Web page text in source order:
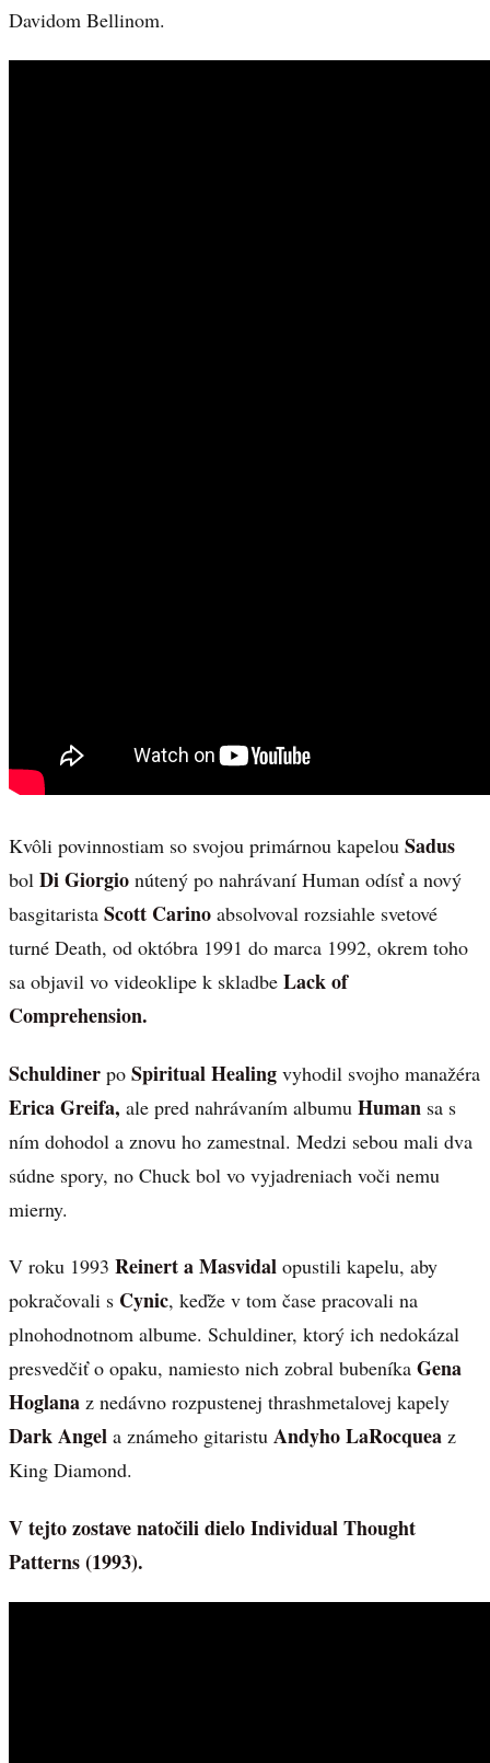
Davidom Bellinom.
Kvôli povinnostiam so svojou primárnou kapelou Sadus
bol Di Giorgio nútený po nahrávaní Human odísť a nový
basgitarista Scott Carino absolvoval rozsiahle svetové
turné Death, od októbra 1991 do marca 1992, okrem toho
sa objavil vo videoklipe k skladbe Lack of
Comprehension.
Schuldiner po Spiritual Healing vyhodil svojho manažéra
Erica Greifa, ale pred nahrávaním albumu Human sa s
ním dohodol a znovu ho zamestnal. Medzi sebou mali dva
súdne spory, no Chuck bol vo vyjadreniach voči nemu
mierny.
V roku 1993 Reinert a Masvidal opustili kapelu, aby
pokračovali s Cynic, keďže v tom čase pracovali na
plnohodnotnom albume. Schuldiner, ktorý ich nedokázal
presvedčiť o opaku, namiesto nich zobral bubeníka Gena
Hoglana z nedávno rozpustenej thrashmetalovej kapely
Dark Angel a známeho gitaristu Andyho LaRocquea z
King Diamond.
V tejto zostave natočili dielo Individual Thought
Patterns (1993).